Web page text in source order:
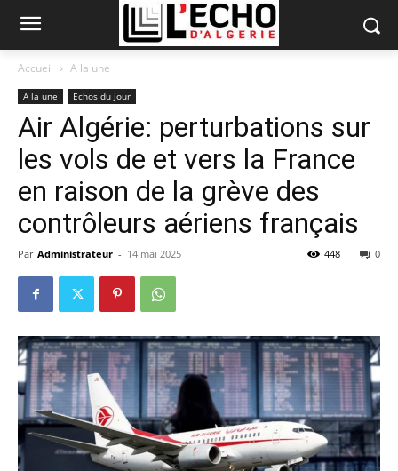
Accueil A la une
A la une Echos du jour
Air Algérie: perturbations sur
les vols de et vers la France
en raison de la grève des
contrôleurs aériens français
Par Administrateur - 14 mai 2025 0
448